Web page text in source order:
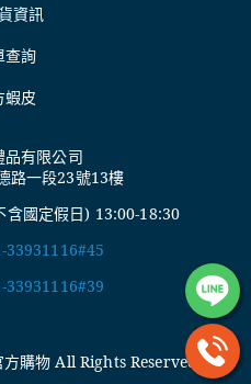
資訊
查詢
蝦皮
品有限公司
路一段23號13樓
含國定假日) 13:00-18:30
33931116#45
33931116#39
購物 All Rights Reserved.